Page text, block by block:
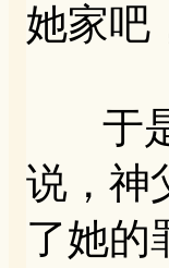
她家吧
于是
说，神
了她的